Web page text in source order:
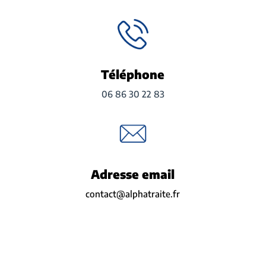
Téléphone
06 86 30 22 83
Adresse email
contact@alphatraite.fr